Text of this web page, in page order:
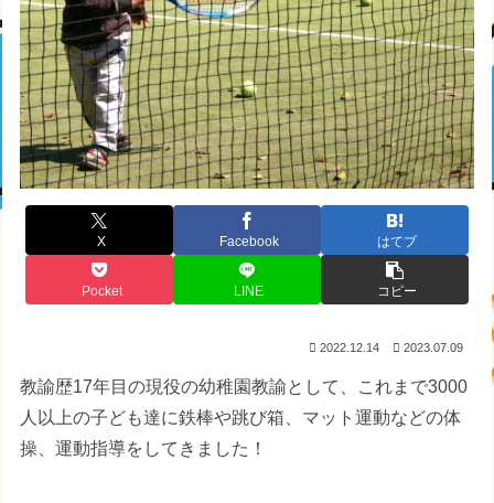
X Facebook はてブ
Pocket LINE コピー
2022.12.14 2023.07.09
教諭歴17年目の現役の幼稚園教諭として、これまで3000
人以上の子ども達に鉄棒や跳び箱、マット運動などの体
操、運動指導をしてきました！